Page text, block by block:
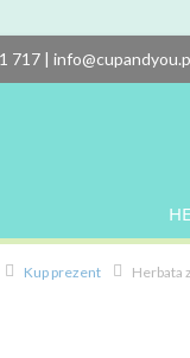
717 |
Kup prezent Herbata